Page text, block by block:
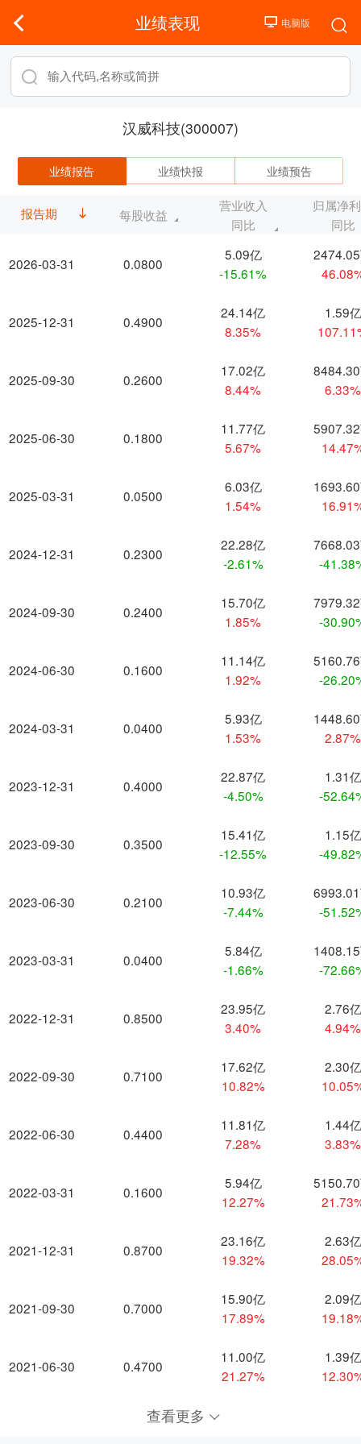
业绩表现
汉威科技(300007)
业绩报告 业绩快报 业绩预告
报告期
2026-03-31
2025-12-31
2025-09-30
2025-06-30
2025-03-31
2024-12-31
2024-09-30
2024-06-30
2024-03-31
2023-12-31
2023-09-30
2023-06-30
2023-03-31
2022-12-31
2022-09-30
2022-06-30
2022-03-31
2021-12-31
2021-09-30
2021-06-30
每股收益
营业收入
同比
归属净
同比
0.0800
5.09亿
-15.61%
0.4900
24.14亿
8.35%
1.59亿
0.2600
17.02亿
8.44%
6.33%
0.1800
11.77亿
5.67%
0.0500
6.03亿
1.54%
0.2300
22.28亿
-2.61%
-
0.2400
15.70亿
1.85%
-
0.1600
11.14亿
1.92%
-
0.0400
5.93亿
1.53%
2.87%
0.4000
22.87亿
-4.50%
1.31亿
-
0.3500
15.41亿
-12.55%
1.15亿
-
0.2100
10.93亿
-7.44%
-
0.0400
5.84亿
-1.66%
-
0.8500
23.95亿
3.40%
2.76亿
4.94%
0.7100
17.62亿
10.82%
2.30亿
0.4400
11.81亿
7.28%
1.44亿
3.83%
0.1600
5.94亿
12.27%
0.8700
23.16亿
19.32%
2.63亿
0.7000
15.90亿
17.89%
2.09亿
0.4700
11.00亿
21.27%
1.39亿
查看更多